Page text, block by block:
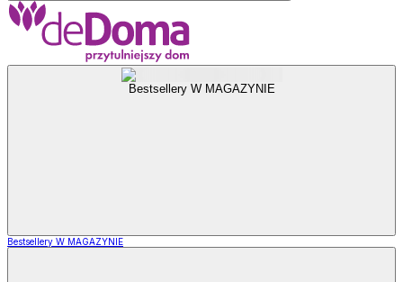
Bestsellery W MAGAZYNIE
Bestsellery W MAGAZYNIE